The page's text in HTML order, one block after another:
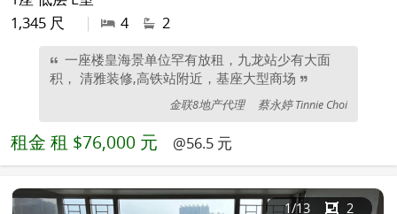
1,345 尺
| 4 2
一座楼皇海景单位罕有放租，九龙站少有大面
积， 清雅装修,高铁站附近，基座大型商场
金联8地产代理 蔡永婷 Tinnie Choi
租金 租 $76,000 元 @56.5 元
1/13 2